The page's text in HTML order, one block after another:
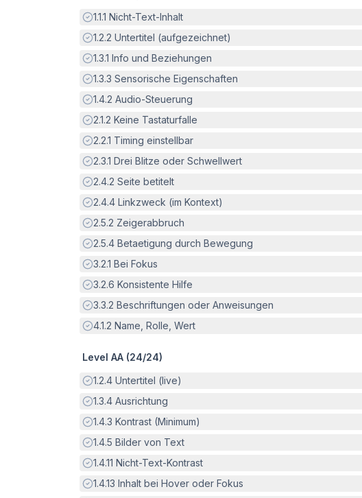
Erfüllt:
1.1.1 Nicht-Text-Inhalt
Erfüllt:
1.2.2 Untertitel (aufgezeichnet)
Erfüllt:
1.3.1 Info und Beziehungen
Erfüllt:
1.3.3 Sensorische Eigenschaften
Erfüllt:
1.4.2 Audio-Steuerung
Erfüllt:
2.1.2 Keine Tastaturfalle
Erfüllt:
2.2.1 Timing einstellbar
Erfüllt:
2.3.1 Drei Blitze oder Schwellwert
Erfüllt:
2.4.2 Seite betitelt
Erfüllt:
2.4.4 Linkzweck (im Kontext)
Erfüllt:
2.5.2 Zeigerabbruch
Erfüllt:
2.5.4 Betaetigung durch Bewegung
Erfüllt:
3.2.1 Bei Fokus
Erfüllt:
3.2.6 Konsistente Hilfe
Erfüllt:
3.3.2 Beschriftungen oder Anweisungen
Erfüllt:
4.1.2 Name, Rolle, Wert
Level AA (24/24)
Erfüllt:
1.2.4 Untertitel (live)
Erfüllt:
1.3.4 Ausrichtung
Erfüllt:
1.4.3 Kontrast (Minimum)
Erfüllt:
1.4.5 Bilder von Text
Erfüllt:
1.4.11 Nicht-Text-Kontrast
Erfüllt:
1.4.13 Inhalt bei Hover oder Fokus